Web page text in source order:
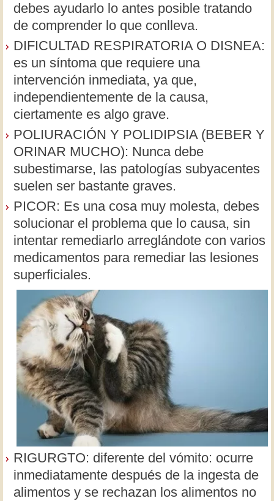
debes ayudarlo lo antes posible tratando
de comprender lo que conlleva.
DIFICULTAD RESPIRATORIA O DISNEA:
es un síntoma que requiere una
intervención inmediata, ya que,
independientemente de la causa,
ciertamente es algo grave.
POLIURACIÓN Y POLIDIPSIA (BEBER Y
ORINAR MUCHO): Nunca debe
subestimarse, las patologías subyacentes
suelen ser bastante graves.
PICOR: Es una cosa muy molesta, debes
solucionar el problema que lo causa, sin
intentar remediarlo arreglándote con varios
medicamentos para remediar las lesiones
superficiales.
RIGURGTO: diferente del vómito: ocurre
inmediatamente después de la ingesta de
alimentos y se rechazan los alimentos no